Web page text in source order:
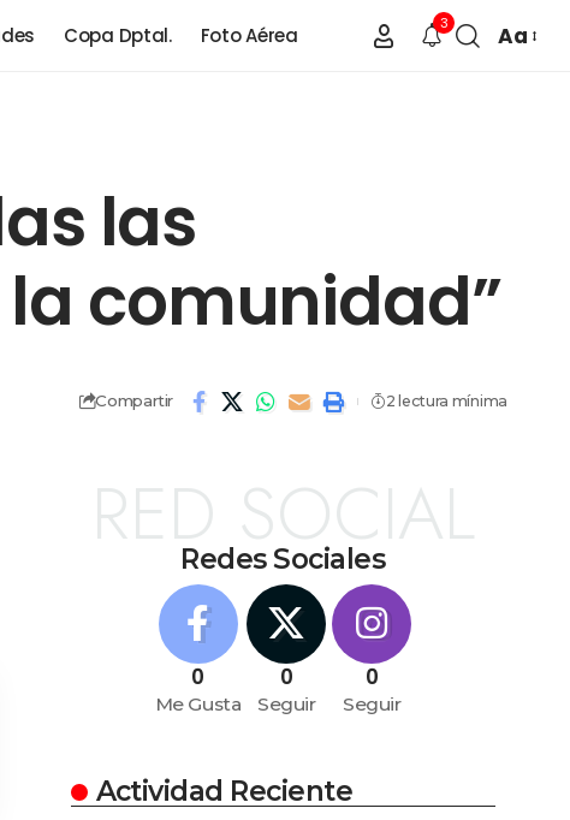
Copa Dptal. Foto Aérea
3 Aa
las
comunidad”
Compartir 2 lectura mínima
Redes Sociales
RED SOCIAL
0
Me Gusta
0
Seguir
0
Seguir
Actividad Reciente